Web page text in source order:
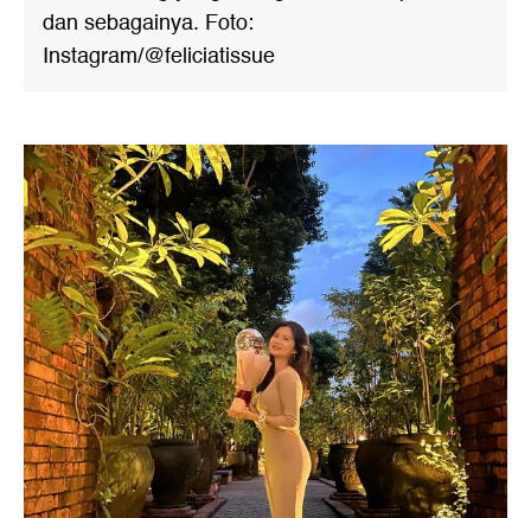
dan sebagainya. Foto:
Instagram/@feliciatissue